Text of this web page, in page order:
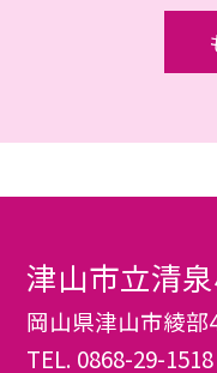
津山市立清
岡山県津山市綾部
TEL. 0868-29-1518